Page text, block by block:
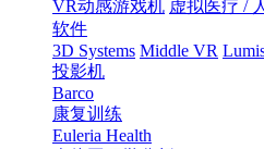
VR动感游戏机 虚拟医疗 /
软件
3D Systems Middle VR
投影机
Barco
康复训练
Euleria Health